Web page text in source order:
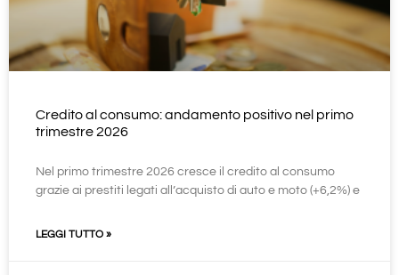
Credito al consumo: andamento positivo nel primo
trimestre 2026
Nel primo trimestre 2026 cresce il credito al consumo
grazie ai prestiti legati all’acquisto di auto e moto (+6,2%) e
LEGGI TUTTO »